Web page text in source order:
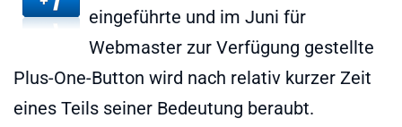
eingeführte und im Juni für
Webmaster zur Verfügung gestellte
Plus-One-Button wird nach relativ kurzer Zeit
eines Teils seiner Bedeutung beraubt.